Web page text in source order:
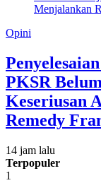
Opini
PKSR
Keseriusan
Remedy
14 jam lalu
Terpopuler
1